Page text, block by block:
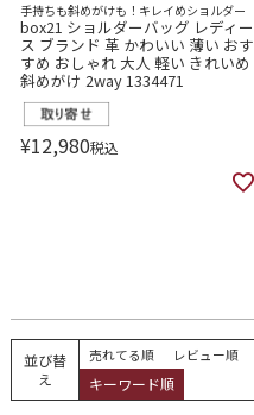
手持ちも斜めがけも！キレイめショルダー
box21 ショルダーバッグ レディー
ス ブランド 革 かわいい 薄い おす
すめ おしゃれ 大人 軽い きれいめ
斜めがけ 2way 1334471
¥12,980税込
並び替
え
売れてる順 レビュー順
キーワード順